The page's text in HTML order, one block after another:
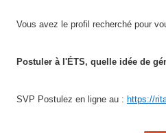
Vous avez le profil recherché pour
Postuler à l'ÉTS, quelle idée de
SVP Postulez en ligne au : https://